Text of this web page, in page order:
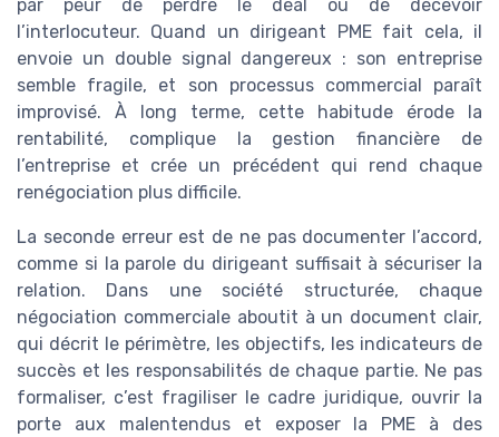
par peur de perdre le deal ou de décevoir
l’interlocuteur. Quand un dirigeant PME fait cela, il
envoie un double signal dangereux : son entreprise
semble fragile, et son processus commercial paraît
improvisé. À long terme, cette habitude érode la
rentabilité, complique la gestion financière de
l’entreprise et crée un précédent qui rend chaque
renégociation plus difficile.
La seconde erreur est de ne pas documenter l’accord,
comme si la parole du dirigeant suffisait à sécuriser la
relation. Dans une société structurée, chaque
négociation commerciale aboutit à un document clair,
qui décrit le périmètre, les objectifs, les indicateurs de
succès et les responsabilités de chaque partie. Ne pas
formaliser, c’est fragiliser le cadre juridique, ouvrir la
porte aux malentendus et exposer la PME à des